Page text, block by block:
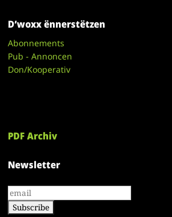
D’woxx ënnerstëtzen
Abonnements
Pub - Annoncen
Don/Kooperativ
PDF Archiv
Newsletter